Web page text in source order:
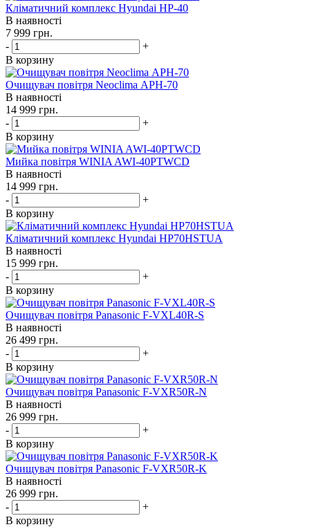
Кліматичний комплекс Hyundai HP-40
В наявності
7 999 грн.
-
+
В корзину
Очищувач повітря Neoclima АРН-70
В наявності
14 999 грн.
-
+
В корзину
Мийка повітря WINIA AWI-40PTWCD
В наявності
14 999 грн.
-
+
В корзину
Кліматичний комплекс Hyundai HP70HSTUA
В наявності
15 999 грн.
-
+
В корзину
Очищувач повітря Panasonic F-VXL40R-S
В наявності
26 499 грн.
-
+
В корзину
Очищувач повітря Panasonic F-VXR50R-N
В наявності
26 999 грн.
-
+
В корзину
Очищувач повітря Panasonic F-VXR50R-K
В наявності
26 999 грн.
-
+
В корзину